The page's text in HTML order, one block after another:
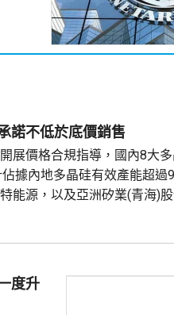
諾不低於底價銷售
展價格合規指導，國內8大
據內地多晶硅有效產能超過
能源，以及亞洲矽業(青海)
份有限公司、新疆戈恩斯能
度升